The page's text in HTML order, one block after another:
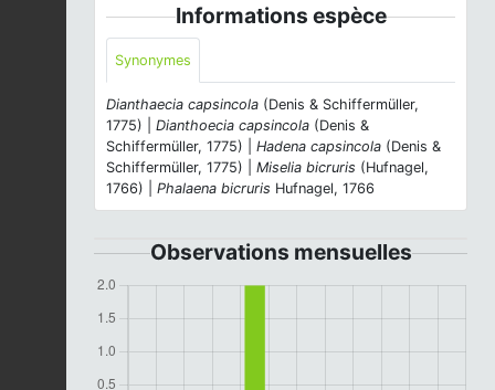
Informations espèce
Synonymes
Dianthaecia capsincola (Denis & Schiffermüller,
1775) | Dianthoecia capsincola (Denis &
Schiffermüller, 1775) | Hadena capsincola (Denis &
Schiffermüller, 1775) | Miselia bicruris (Hufnagel,
1766) | Phalaena bicruris Hufnagel, 1766
Observations mensuelles